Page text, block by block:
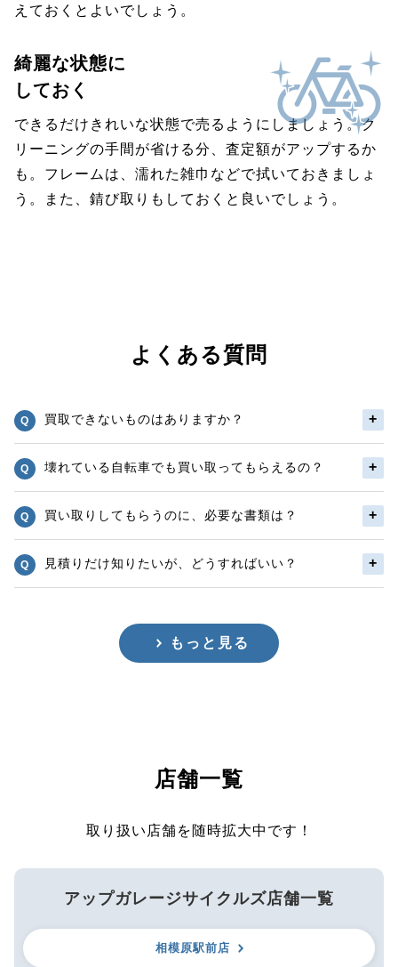
えておくとよいでしょう。
綺麗な状態に
しておく
できるだけきれいな状態で売るようにしましょう。ク
リーニングの手間が省ける分、査定額がアップするか
も。フレームは、濡れた雑巾などで拭いておきましょ
う。また、錆び取りもしておくと良いでしょう。
よくある質問
買取できないものはありますか？
壊れている自転車でも買い取ってもらえるの？
買い取りしてもらうのに、必要な書類は？
見積りだけ知りたいが、どうすればいい？
もっと見る
店舗一覧
取り扱い店舗を随時拡大中です！
アップガレージサイクルズ店舗一覧
相模原駅前店